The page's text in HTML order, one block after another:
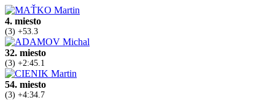
4. miesto
(3) +53.3
32. miesto
(3) +2:45.1
54. miesto
(3) +4:34.7